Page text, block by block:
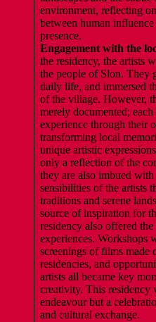
environment, reflecting
between human influence
presence.
Engagement with the
the residency, the artists
the people of Slon. They
daily life, and immersed
of the village. However,
merely documented;
experience through their
transforming local
unique artistic
only a reflection of the
they are also imbued
sensibilities of the artists
traditions and serene
source of inspiration for
residency also offered
experiences. Workshops
screenings of films made
residencies, and
artists all became key
creativity. This residency
endeavour but a
and cultural exchange.